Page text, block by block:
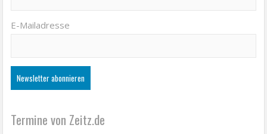
E-Mailadresse
Termine von Zeitz.de